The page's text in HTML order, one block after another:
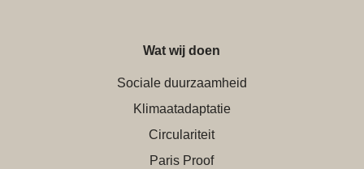
Wat wij doen
Sociale duurzaamheid
Klimaatadaptatie
Circulariteit
Paris Proof